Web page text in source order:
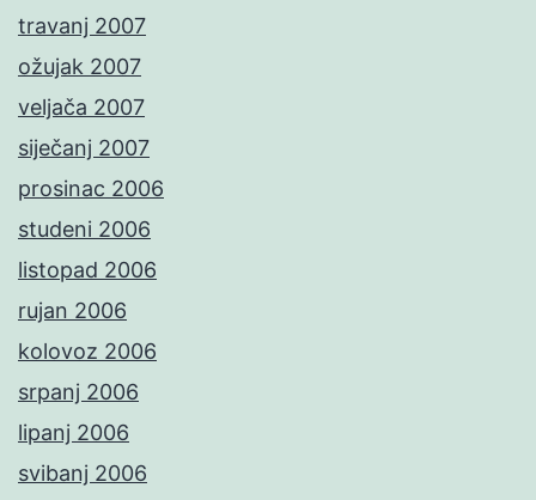
travanj 2007
ožujak 2007
veljača 2007
siječanj 2007
prosinac 2006
studeni 2006
listopad 2006
rujan 2006
kolovoz 2006
srpanj 2006
lipanj 2006
svibanj 2006